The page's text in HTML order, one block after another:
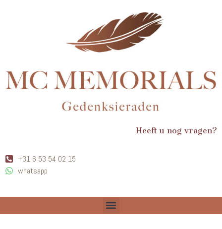
Heeft u nog vragen?
+31 6 53 54 02 15
whatsapp